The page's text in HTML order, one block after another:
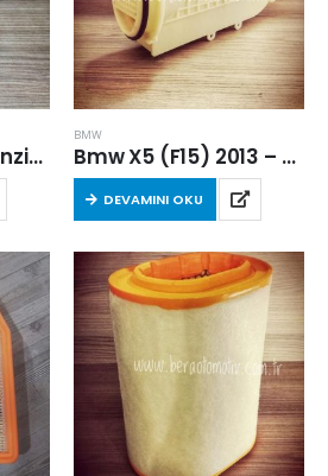
Bmw M3 4.0 v8 Benzinli (E90/E92/E93) 2007-2013 Arası Benzinli Yağ Filtresi
BMW
Bmw X5 (F15) 2013 – 2018 Arası 5.0 Benzinli Hava Filtresi Hava Filtresi
DEVAMINI OKU